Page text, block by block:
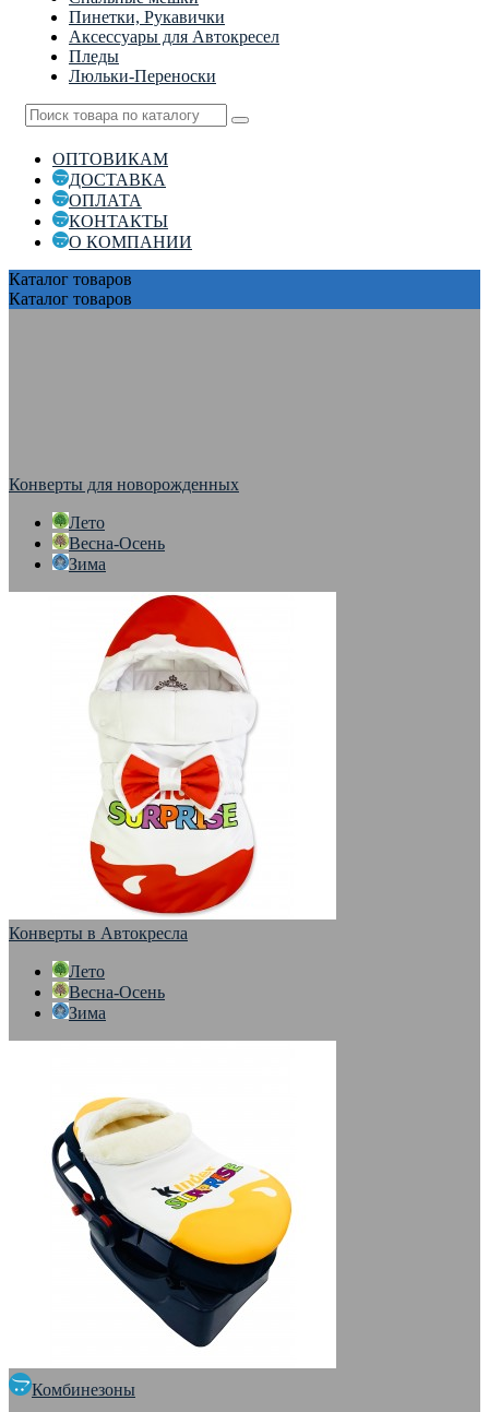
Пинетки, Рукавички
Аксессуары для Автокресел
Пледы
Люльки-Переноски
ОПТОВИКАМ
ДОСТАВКА
ОПЛАТА
КОНТАКТЫ
О КОМПАНИИ
Каталог товаров
Каталог товаров
Конверты для новорожденных
Лето
Весна-Осень
Зима
Конверты в Автокресла
Лето
Весна-Осень
Зима
Комбинезоны